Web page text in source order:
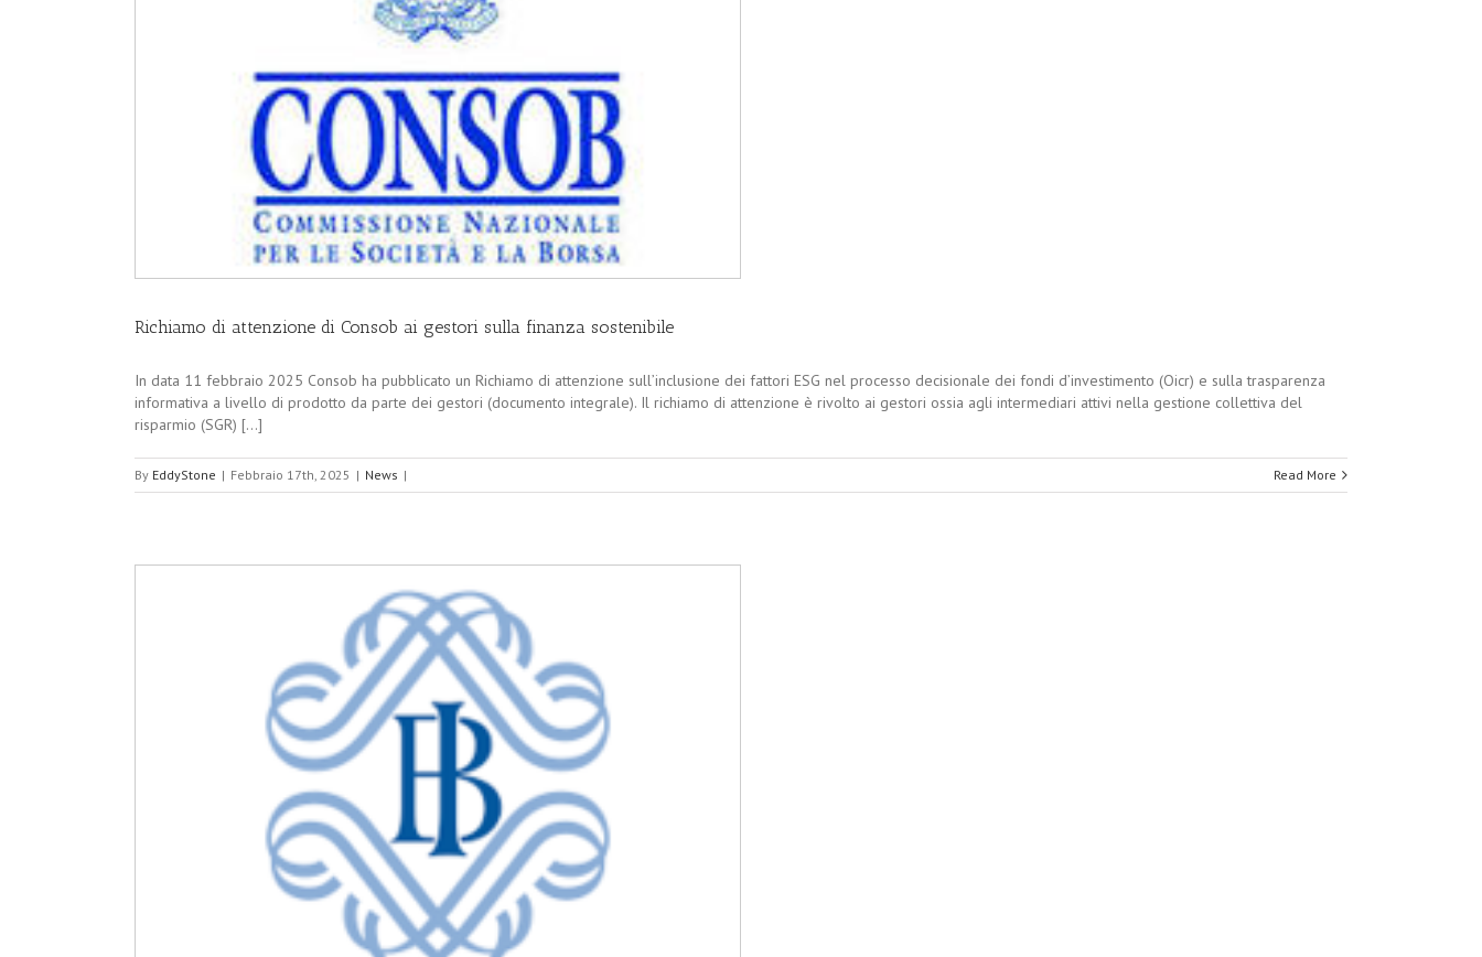
Richiamo di attenzione di Consob ai gestori sulla finanza sostenibile
In data 11 febbraio 2025 Consob ha pubblicato un Richiamo di attenzione sull’inclusione dei fattori ESG nel processo decisionale dei fondi d’investimento (Oicr) e sulla trasparenza
informativa a livello di prodotto da parte dei gestori (documento integrale). Il richiamo di attenzione è rivolto ai gestori ossia agli intermediari attivi nella gestione collettiva del
risparmio (SGR) [...]
By EddyStone | Febbraio 17th, 2025 | News | Read More